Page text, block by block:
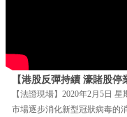
【港股反彈持續 濠賭股停
【法證現場】2020年2月5日 星
市場逐步消化新型冠狀病毒的